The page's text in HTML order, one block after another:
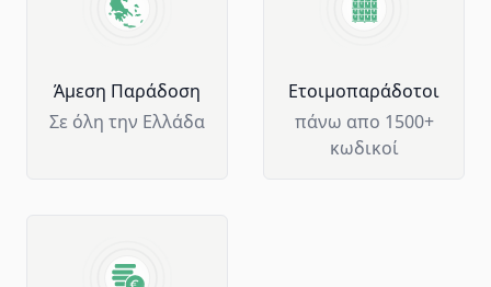
Άμεση Παράδοση
Σε όλη την Ελλάδα
Ετοιμοπαράδοτοι
πάνω απο 1500+
κωδικοί